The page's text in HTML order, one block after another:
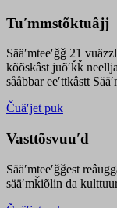
Tuʹmmstõktuâjj
Sääʹmteeʹǧǧ 21
kõõskâst juõʹǩǩ
sååbbar eeʹttkâstt
Čuäʹjet puk
Vasttõsvuuʹd
Sääʹmteeʹǧǧest
sääʹmǩiõlin da